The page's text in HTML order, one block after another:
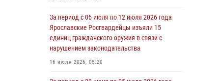
Ярославле
03 августа 2026, 06:20
За период с 20 июля по 26 июля 2026 года
нарушением законодательства
За период с 06 июля по 12 июля 2026 года
Ярославские Росгвардейцы изъяли 15
единиц гражданского оружия в связи с
нарушением законодательства
16 июля 2026, 05:20